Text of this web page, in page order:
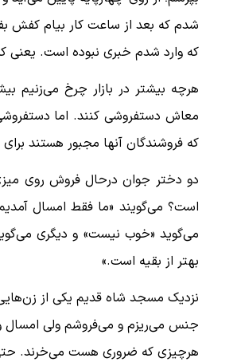
شدم که بعد از ساعت کار بیام کفش
که وارد شدم خبری نبوده است.
هرچه بیشتر در بازار چرخ می‌زنیم
معاش دستفروشی کنند. اما دستفروشی
که فروشندگان آنها مجبور هستند
دو دختر جوان درحال فروش روی
است؟ می‌گویند «ما فقط امسال
می‌گوید «خوب نیست» و دیگری
بهتر از بقیه است.»
نزدیک مسجد شاه قدیم یکی از
جنس می‌ریزم و می‌فروشم ولی امسال
هرچیزی که ضروری هست می‌خرند.